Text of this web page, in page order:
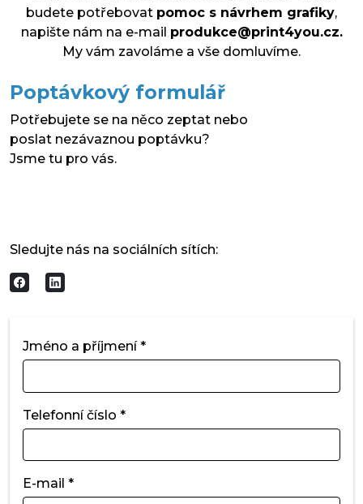
budete potřebovat pomoc s návrhem grafiky,
napište nám na e-mail produkce@print4you.cz.
My vám zavoláme a vše domluvíme.
Poptávkový formulář
Potřebujete se na něco zeptat nebo
poslat nezávaznou poptávku?
Jsme tu pro vás.
Sledujte nás na sociálních sítích:
Jméno a příjmení *
Telefonní číslo *
E-mail *